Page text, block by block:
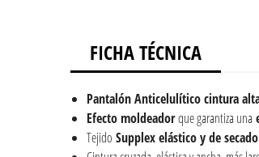
FICHA TÉCNICA
Pantalón Anticelulítico cintura
Efecto moldeadorque garantiza una
Tejido Supplex elástico y de